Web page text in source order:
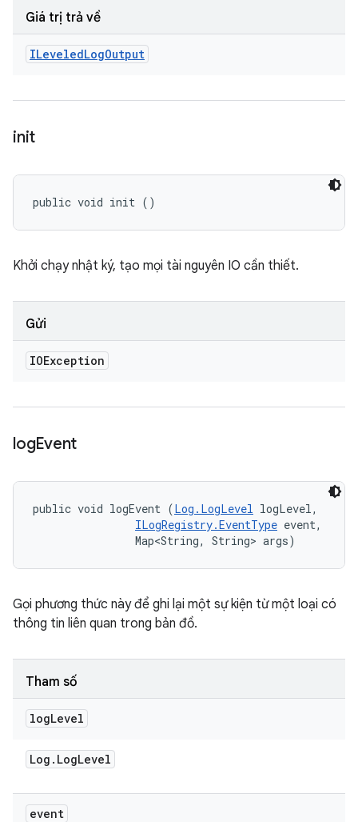
Giá trị trả về
ILeveledLogOutput
init
public void init ()
Khởi chạy nhật ký, tạo mọi tài nguyên IO cần thiết.
Gửi
IOException
logEvent
public void logEvent (Log.LogLevel logLevel,
ILogRegistry.EventType event,
                Map<String, String> args)
Gọi phương thức này để ghi lại một sự kiện từ một loại có
thông tin liên quan trong bản đồ.
Tham số
logLevel
Log . LogLevel
event